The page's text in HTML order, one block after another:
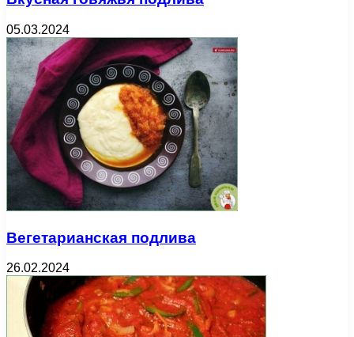
05.03.2024
Вегетарианская подлива
26.02.2024